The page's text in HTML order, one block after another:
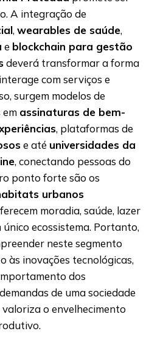
A integração de
, wearables de saúde,
e blockchain para gestão
deverá transformar a forma
com serviços e
surgem modelos de
em assinaturas de bem-
, plataformas de
e até universidades da
, conectando pessoas do
ponto forte são os
urbanos
moradia, saúde, lazer
único ecossistema. Portanto,
neste segmento
às inovações tecnológicas,
dos
de uma sociedade
valoriza o envelhecimento